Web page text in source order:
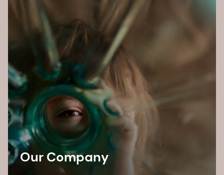
Our Company